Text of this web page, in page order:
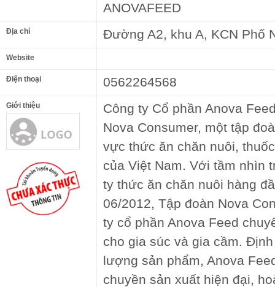
ANOVAFEED
Địa chỉ Đường A2, khu A, KCN Phố
Website
Điện thoại 0562264568
Giới thiệu
Công ty Cổ phần Anova
Nova Consumer, một tập
vực thức ăn chăn nuôi,
của Việt Nam. Với tầm nhìn
ty thức ăn chăn nuôi hàng
06/2012, Tập đoàn Nova
ty cổ phần Anova Feed
cho gia súc và gia cầm.
lượng sản phẩm, Anova
chuyền sản xuất hiện đại,